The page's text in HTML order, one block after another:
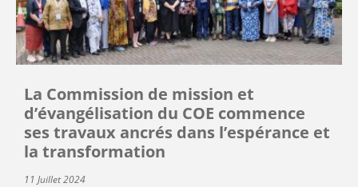
La Commission de mission et
d’évangélisation du COE commence
ses travaux ancrés dans l’espérance et
la transformation
11 Juillet 2024